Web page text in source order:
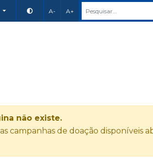
A- A+
não existe.
campanhas de doação disponíveis